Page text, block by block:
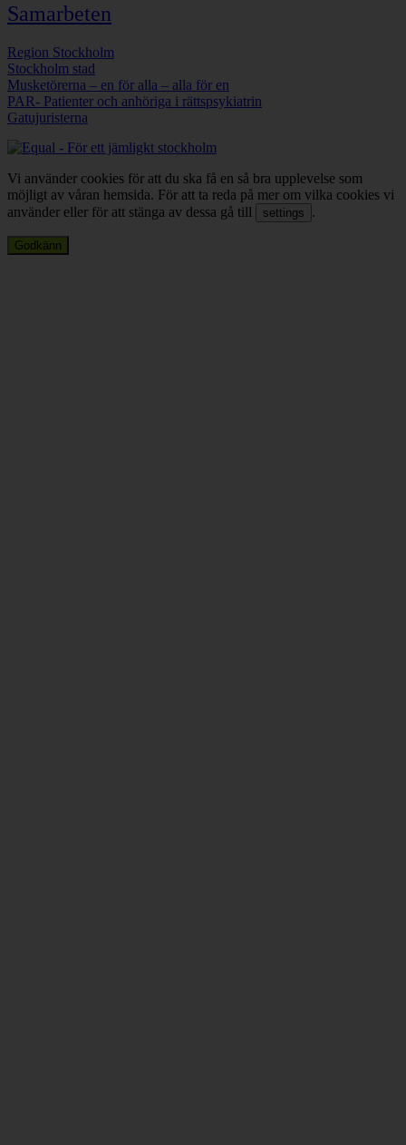
Samarbeten
Region Stockholm
Stockholm stad
Musketörerna – en för alla – alla för en
PAR- Patienter och anhöriga i rättspsykiatrin
Gatujuristerna
Vi använder cookies för att du ska få en så bra upplevelse som
möjligt av våran hemsida. För att ta reda på mer om vilka cookies vi
använder eller för att stänga av dessa gå till
settings .
Godkänn